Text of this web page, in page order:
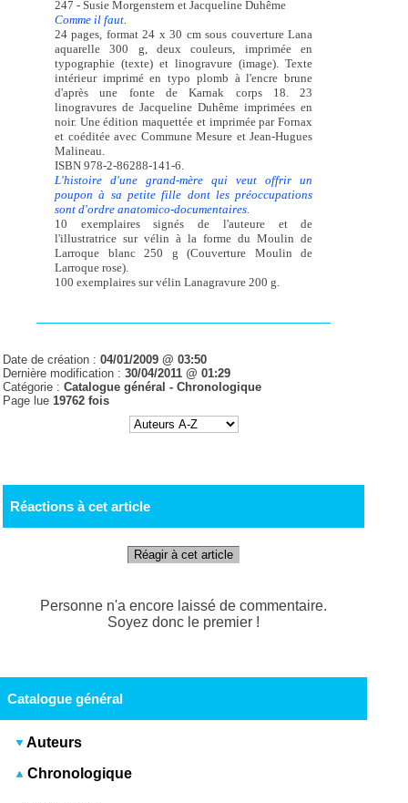
247 - Susie Morgenstern et Jacqueline Duhême
Comme il faut.
24 pages, format 24 x 30 cm sous couverture Lana
aquarelle 300 g, deux couleurs, imprimée en
typographie (texte) et linogravure (image). Texte
intérieur imprimé en typo plomb à l'encre brune
d'après une fonte de Karnak corps 18. 23
linogravures de Jacqueline Duhême imprimées en
noir. Une édition maquettée et imprimée par Fornax
et coéditée avec Commune Mesure et Jean-Hugues
Malineau.
ISBN 978-2-86288-141-6.
L'histoire d'une grand-mère qui veut offrir un
poupon à sa petite fille dont les préoccupations
sont d'ordre anatomico-documentaires.
10 exemplaires signés de l'auteure et de
l'illustratrice sur vélin à la forme du Moulin de
Larroque blanc 250 g (Couverture Moulin de
Larroque rose).
100 exemplaires sur vélin Lanagravure 200 g.
Date de création :04/01/2009 @ 03:50
Dernière modification :30/04/2011 @ 01:29
Catégorie :Catalogue général -Chronologique
Page lue19762 fois
Réactions à cet article
Réagir à cet article
Personne n'a encore laissé de commentaire.
Soyez donc le premier !
Catalogue général
Auteurs
Chronologique